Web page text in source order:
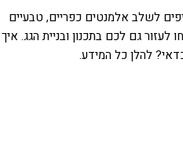
לשלב אלמנטים כפריים, טבעיים
גם לכם בתכנון ובניית הגג. איך
להלן כל המידע.